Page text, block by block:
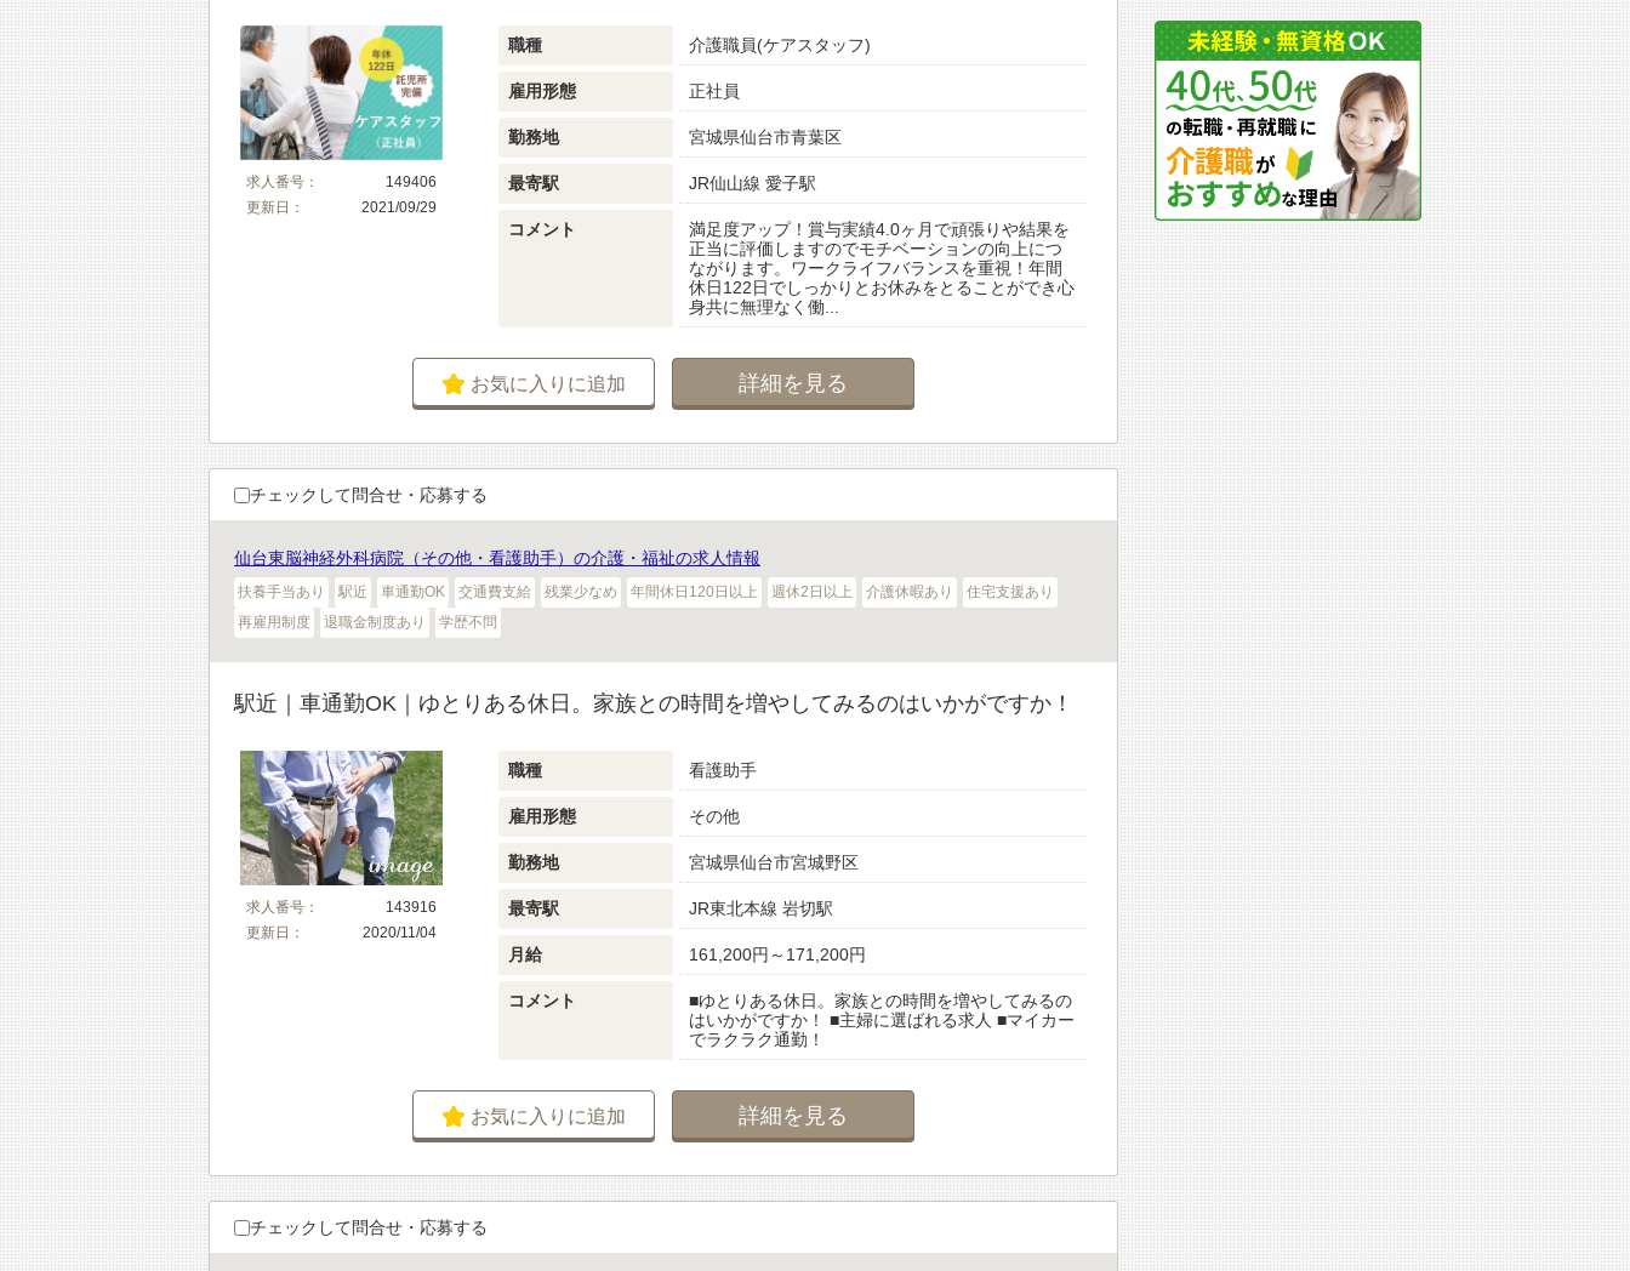
求人番号：
149406
更新日：
2021/09/29
職種 介護職員(ケアスタッフ)
雇用形態 正社員
勤務地 宮城県仙台市青葉区
最寄駅 JR仙山線 愛子駅
コメント
満足度アップ！賞与実績4.0ヶ月で頑張りや結果を
正当に評価しますのでモチベーションの向上につ
ながります。ワークライフバランスを重視！年間
休日122日でしっかりとお休みをとることができ心
身共に無理なく働...
お気に入りに追加 詳細を見る
チェックして問合せ・応募する
仙台東脳神経外科病院（その他・看護助手）の介護・福祉の求人情報
扶養手当あり 駅近 車通勤OK 交通費支給 残業少なめ 年間休日120日以上 週休2日以上 介護休暇あり
住宅支援あり
再雇用制度
退職金制度あり 学歴不問
駅近｜車通勤OK｜ゆとりある休日。家族との時間を増やしてみるのはいかがですか！
求人番号：
143916
更新日：
2020/11/04
職種 看護助手
雇用形態 その他
勤務地 宮城県仙台市宮城野区
最寄駅 JR東北本線 岩切駅
月給 161,200円～171,200円
コメント
■ゆとりある休日。家族との時間を増やしてみるの
はいかがですか！ ■主婦に選ばれる求人 ■マイカー
でラクラク通勤！
お気に入りに追加 詳細を見る
チェックして問合せ・応募する